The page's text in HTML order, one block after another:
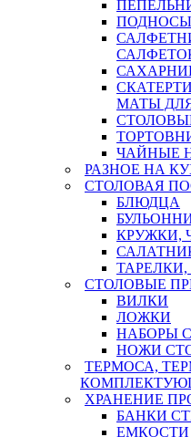
ПОДНОСЫ
МАТЫ
ЧАЙНЫЕ
РАЗНОЕ НА
СТОЛОВАЯ
БЛЮДЦА
КРУЖКИ,
СТОЛОВЫЕ
ВИЛКИ
ЛОЖКИ
НАБОРЫ
НОЖИ
ТЕРМОСА,
ХРАНЕНИЕ
БАНКИ
ЕМКОСТИ